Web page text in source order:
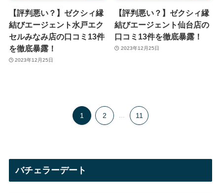
【評判悪い？】ゼクシィ縁
結びエージェント水戸エク
セルみなみ店の口コミ13件
を徹底暴露！
2023年12月25日
【評判悪い？】ゼクシィ縁
結びエージェント仙台店の
口コミ13件を徹底暴露！
2023年12月25日
1 2 ... 11
バチェラーデート